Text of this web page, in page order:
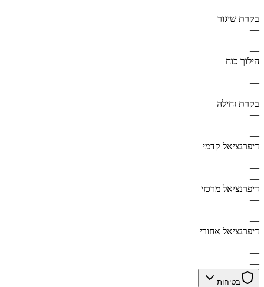
—
בקרת שיגור
—
—
—
הילוך כוח
—
—
—
בקרת זחילה
—
—
—
דיפרנציאל קדמי
—
—
—
דיפרנציאל מרכזי
—
—
—
דיפרנציאל אחורי
—
—
—
בטיחות